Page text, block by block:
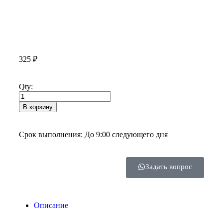
325 ₽
Qty:
В корзину
Срок выполнения: До 9:00 следующего дня
Задать вопрос
Описание